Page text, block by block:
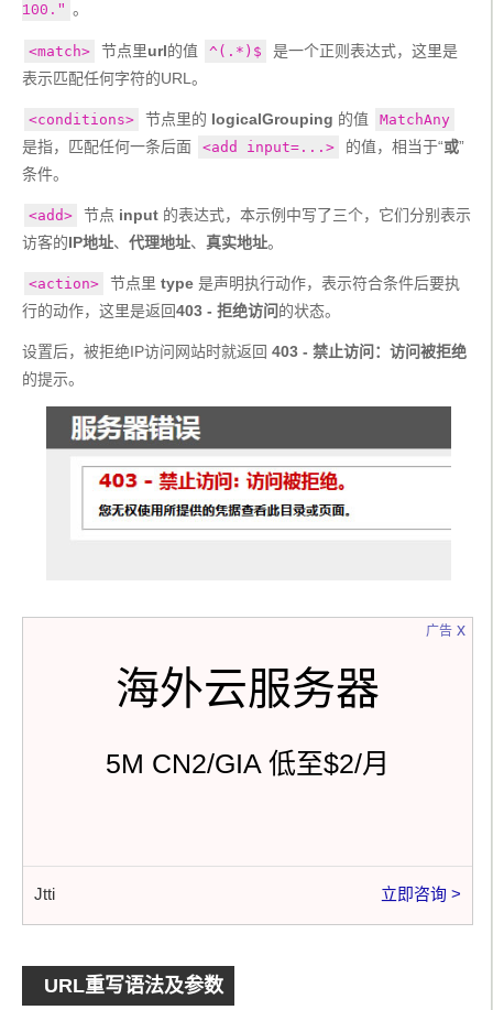
100." 。
<match> 节点里url的值 ^(.*)$
是一个正则表达式，这里是
表示匹配任何字符的URL。
<conditions> 节点里的 logicalGrouping 的值 MatchAny
是指，匹配任何一条后面 <add input=...> 的值，相当于“或”
条件。
<add> 节点 input 的表达式，本示例中写了三个，它们分别表示
访客的IP地址、 代理地址、 真实地址。
<action> 节点里 type 是声明执行动作，表示符合条件后要执
行的动作，这里是返回403 - 拒绝访问的状态。
设置后，被拒绝IP访问网站时就返回 403 - 禁止访问：访问被拒绝
的提示。
广告
海外云服务器
5M CN2/GIA 低至$2/月
Jtti 立即咨询 >
x
URL重写语法及参数